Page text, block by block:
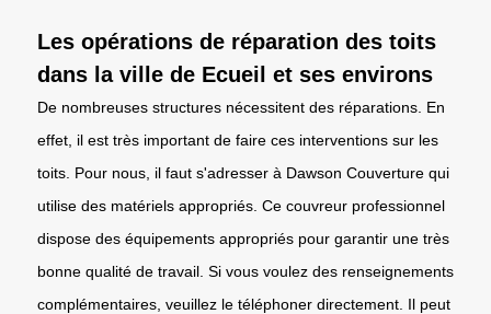
Les opérations de réparation des toits
dans la ville de Ecueil et ses environs
De nombreuses structures nécessitent des réparations. En
effet, il est très important de faire ces interventions sur les
toits. Pour nous, il faut s'adresser à Dawson Couverture qui
utilise des matériels appropriés. Ce couvreur professionnel
dispose des équipements appropriés pour garantir une très
bonne qualité de travail. Si vous voulez des renseignements
complémentaires, veuillez le téléphoner directement. Il peut